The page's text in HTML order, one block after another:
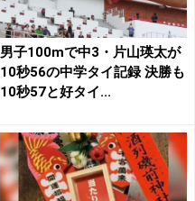
男子100mで中3・片山瑛太が
10秒56の中学タイ記録 決勝も
10秒57と好タイ...